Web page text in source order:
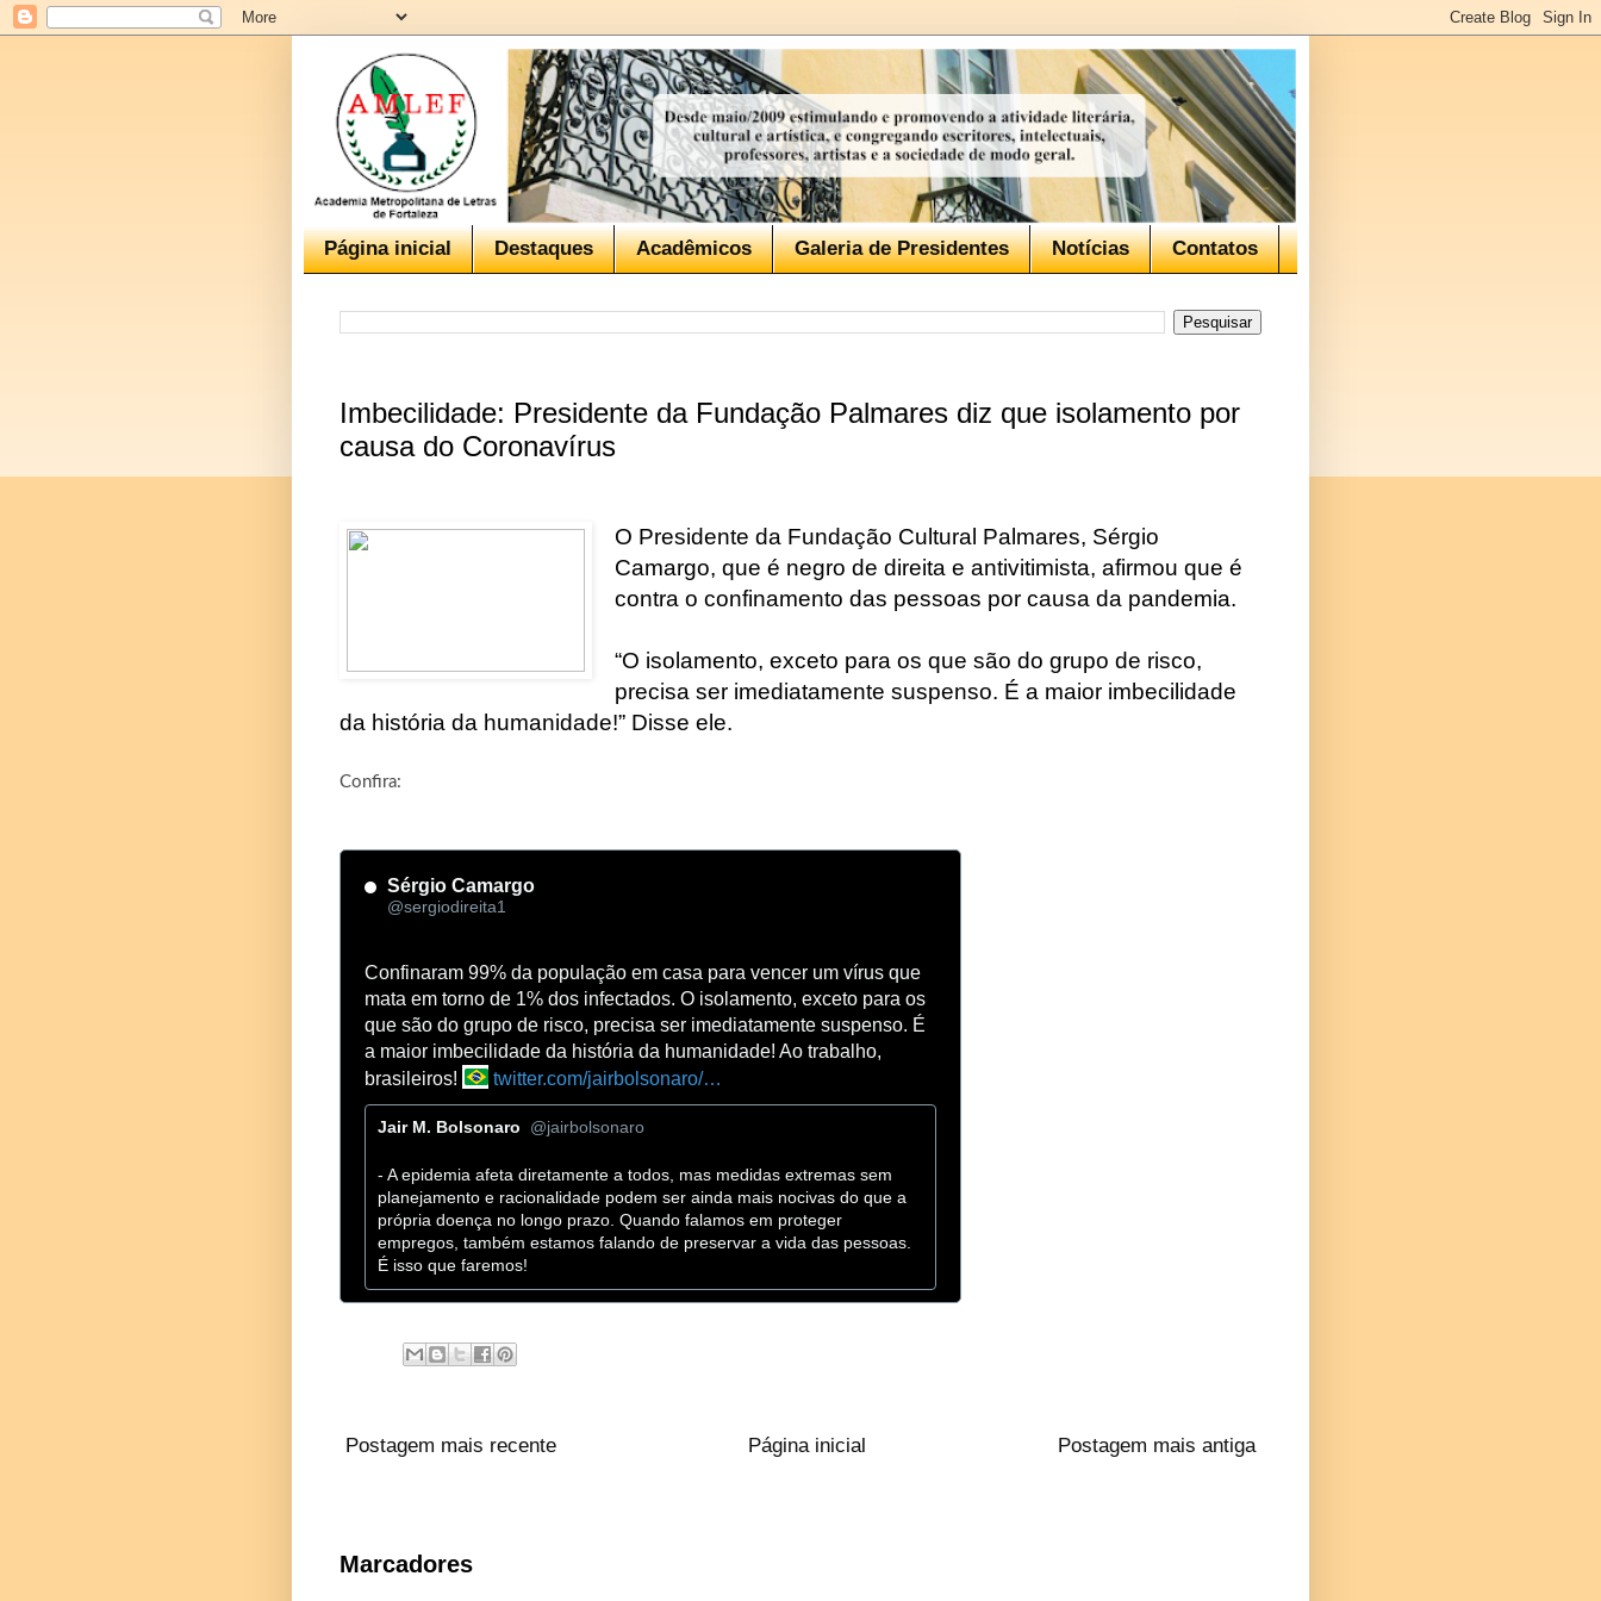
Página inicial Destaques Acadêmicos Galeria de Presidentes Notícias Contatos
Imbecilidade: Presidente da Fundação Palmares diz que isolamento por
causa do Coronavírus
O Presidente da Fundação Cultural Palmares, Sérgio
Camargo, que é negro de direita e antivitimista, afirmou que é
contra o confinamento das pessoas por causa da pandemia.
“O isolamento, exceto para os que são do grupo de risco,
precisa ser imediatamente suspenso. É a maior imbecilidade
da história da humanidade!” Disse ele.
Confira:
Sérgio Camargo
@sergiodireita1
Confinaram 99% da população em casa para vencer um vírus que
mata em torno de 1% dos infectados. O isolamento, exceto para os
que são do grupo de risco, precisa ser imediatamente suspenso. É
a maior imbecilidade da história da humanidade! Ao trabalho,
brasileiros!
h
t
t
s
/
/
twitter.com/jairbolsonaro/s
t
u
s
2
…
Jair M. Bolsonaro ✔
@jairbolsonaro
- A epidemia afeta diretamente a todos, mas medidas extremas sem
planejamento e racionalidade podem ser ainda mais nocivas do que a
própria doença no longo prazo. Quando falamos em proteger
empregos, também estamos falando de preservar a vida das pessoas.
É isso que faremos!
Postagem mais recente Postagem mais antiga
Página inicial
Marcadores